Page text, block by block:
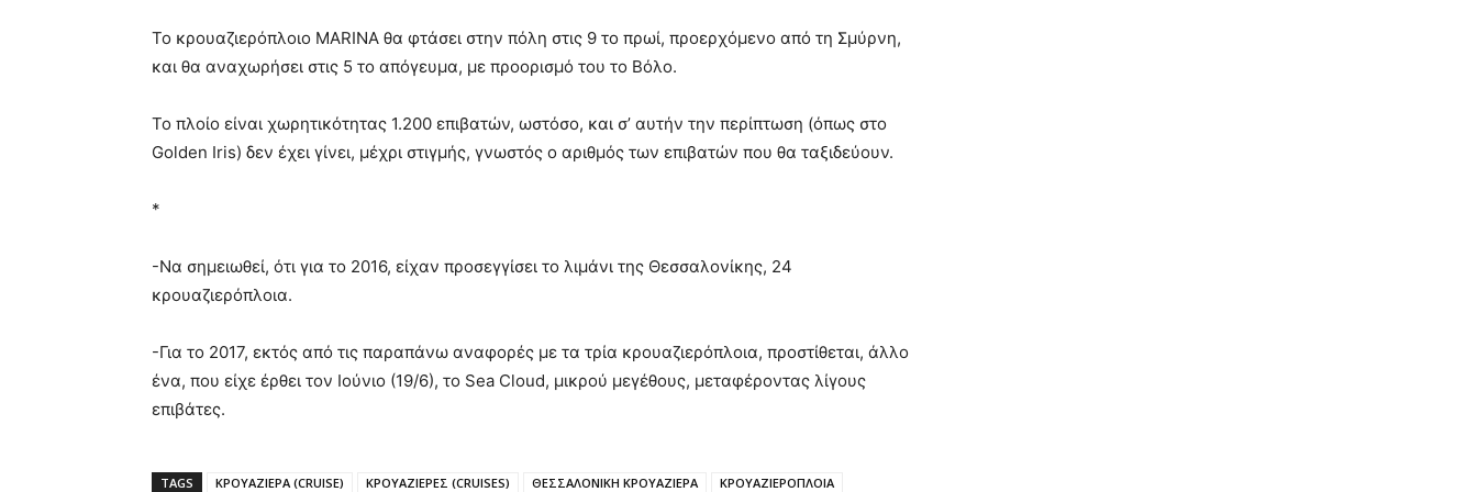
Το κρουαζιερόπλοιο MARINA θα φτάσει στην πόλη στις 9 το πρωί, προερχόμενο από τη Σμύρνη,
και θα αναχωρήσει στις 5 το απόγευμα, με προορισμό του το Βόλο.
Το πλοίο είναι χωρητικότητας 1.200 επιβατών, ωστόσο, και σ’ αυτήν την περίπτωση (όπως στο
Golden Iris) δεν έχει γίνει, μέχρι στιγμής, γνωστός ο αριθμός των επιβατών που θα ταξιδεύουν.
*
-Να σημειωθεί, ότι για το 2016, είχαν προσεγγίσει το λιμάνι της Θεσσαλονίκης, 24
κρουαζιερόπλοια.
-Για το 2017, εκτός από τις παραπάνω αναφορές με τα τρία κρουαζιερόπλοια, προστίθεται, άλλο
ένα, που είχε έρθει τον Ιούνιο (19/6), το Sea Cloud, μικρού μεγέθους, μεταφέροντας λίγους
επιβάτες.
TAGS ΚΡΟΥΑΖΙΕΡΑ (CRUISE) ΚΡΟΥΑΖΙΕΡΕΣ (CRUISES) ΘΕΣΣΑΛΟΝΙΚΗ ΚΡΟΥΑΖΙΕΡΑ ΚΡΟΥΑΖΙΕΡΟΠΛΟΙΑ